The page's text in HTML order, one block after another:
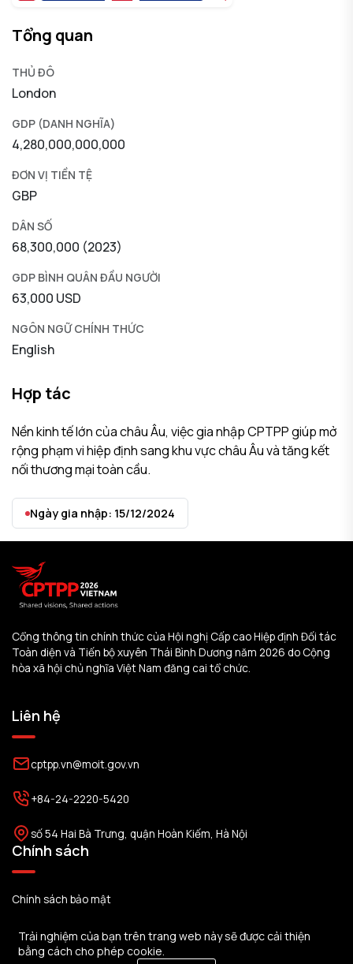
Tổng quan
THỦ ĐÔ
London
GDP (DANH NGHĨA)
4,280,000,000,000
ĐƠN VỊ TIỀN TỆ
GBP
DÂN SỐ
68,300,000 (2023)
GDP BÌNH QUÂN ĐẦU NGƯỜI
63,000 USD
NGÔN NGỮ CHÍNH THỨC
English
Hợp tác
Nền kinh tế lớn của châu Âu, việc gia nhập CPTPP giúp mở
rộng phạm vi hiệp định sang khu vực châu Âu và tăng kết
nối thương mại toàn cầu.
Ngày gia nhập: 15/12/2024
Cổng thông tin chính thức của Hội nghị Cấp cao Hiệp định Đối tác
Toàn diện và Tiến bộ xuyên Thái Bình Dương năm 2026 do Cộng
hòa xã hội chủ nghĩa Việt Nam đăng cai tổ chức.
Liên hệ
cptpp.vn@moit.gov.vn
+84-24-2220-5420
số 54 Hai Bà Trưng, quận Hoàn Kiếm, Hà Nội
Chính sách
Chính sách bảo mật
Điều khoản dịch vụ
Trải nghiệm của bạn trên trang web này sẽ được cải thiện
bằng cách cho phép cookie.